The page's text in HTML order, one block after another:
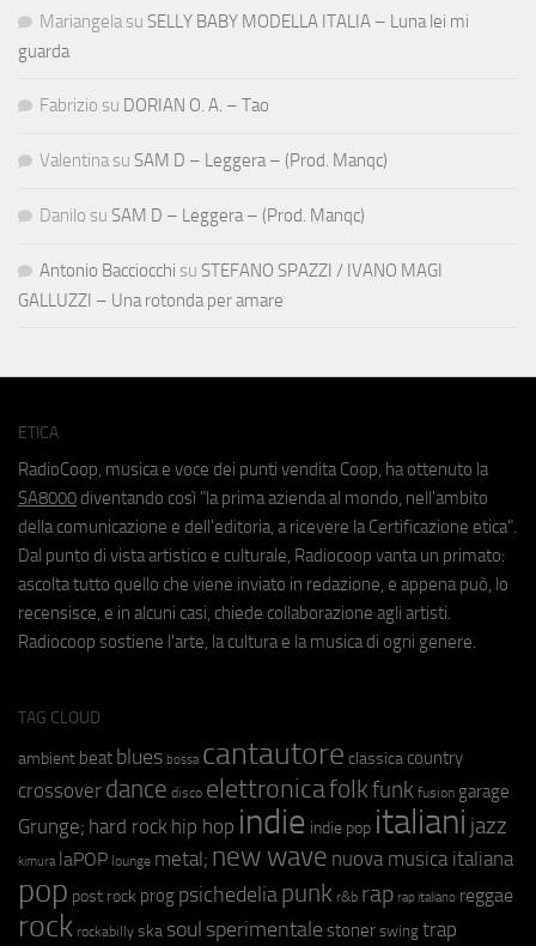
Mariangela su SELLY BABY MODELLA ITALIA – Luna lei mi
guarda
Fabrizio su DORIAN O. A. – Tao
Valentina su SAM D – Leggera – (Prod. Manqc)
Danilo su SAM D – Leggera – (Prod. Manqc)
Antonio Bacciocchi su STEFANO SPAZZI / IVANO MAGI
GALLUZZI – Una rotonda per amare
ETICA
RadioCoop, musica e voce dei punti vendita Coop, ha ottenuto la
SA8000 diventando così "la prima azienda al mondo, nell'ambito
della comunicazione e dell'editoria, a ricevere la Certificazione etica".
Dal punto di vista artistico e culturale, Radiocoop vanta un primato:
ascolta tutto quello che viene inviato in redazione, e appena può, lo
recensisce, e in alcuni casi, chiede collaborazione agli artisti.
Radiocoop sostiene l'arte, la cultura e la musica di ogni genere.
TAG CLOUD
ambient beat blues bossa cantautore classica country
crossover dance disco elettronicafolkfunk fusion garage
Grunge; hard rock hip hop indie indie pop italiani jazz
kimura laPOP lounge metal; new wave nuova musica italiana
pop post rock prog psichedeliapunk r&b rap rap italiano reggae
rock rockabilly ska soul sperimentale stoner swing trap